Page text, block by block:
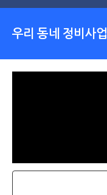
우리 동네 정비사업